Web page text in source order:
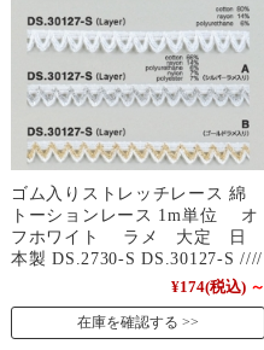
ゴム入りストレッチレース 綿
トーションレース 1m単位 オ
フホワイト ラメ 大定 日
本製 DS.2730-S DS.30127-S ////
¥174(税込) ～
在庫を確認する